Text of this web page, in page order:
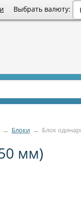
Выбрать валюту:
→ Блоки → Блок
мм)